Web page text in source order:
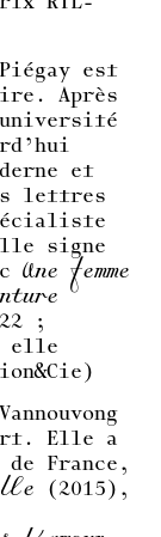
RTL-
est
Après
et
lettres
signe
Une femme
;
elle
Elle a
de France,
(2015),